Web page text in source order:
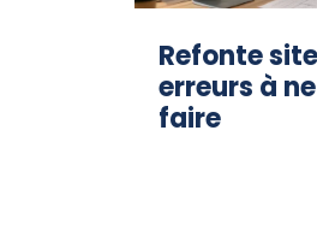
Refonte
erreurs à
faire